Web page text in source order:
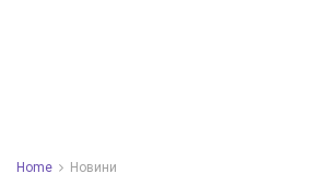
Home Новини